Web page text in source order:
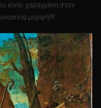
είναι χαραγμένη στον
μορφή!!!!